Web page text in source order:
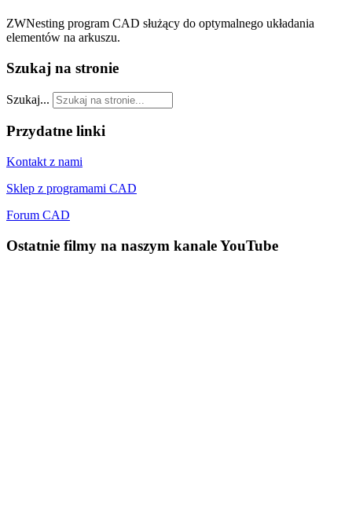
ZWNesting program CAD służący do optymalnego układania
elementów na arkuszu.
Szukaj na stronie
Szukaj...
Przydatne linki
Kontakt z nami
Sklep z programami CAD
Forum CAD
Ostatnie filmy na naszym kanale YouTube